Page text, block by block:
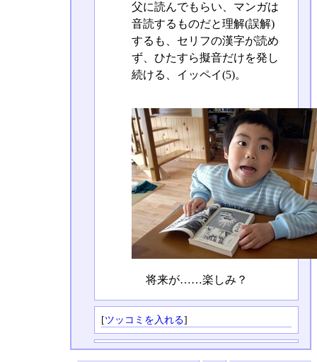
父に読んでもらい、マンガは
音読するものだと理解(誤解)
するも、セリフの漢字が読め
ず、ひたすら擬音だけを発し
続ける、イッペイ(5)。
将来が……楽しみ？
[ツッコミを入れる]